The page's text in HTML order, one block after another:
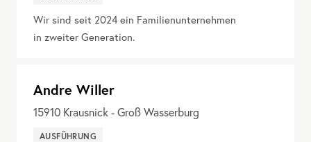
Wir sind seit 2024 ein Familienunternehmen
in zweiter Generation.
Andre Willer
15910 Krausnick - Groß Wasserburg
AUSFÜHRUNG